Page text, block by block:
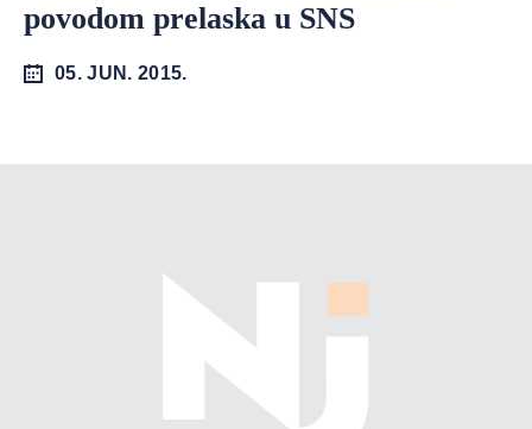
povodom prelaska u SNS
05. JUN. 2015.